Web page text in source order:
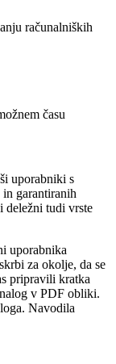
računalniških
času
uporabniki s
garantiranih
deležni tudi vrste
uporabnika
za okolje, da se
pripravili kratka
v PDF obliki.
Navodila